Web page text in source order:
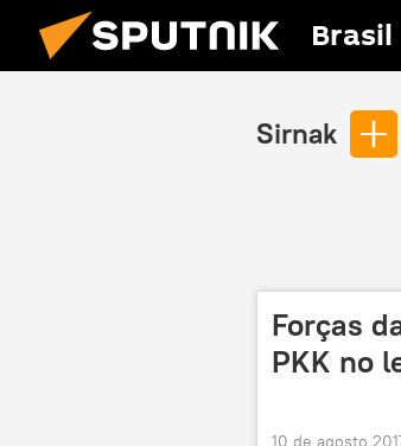
Brasil
Sirnak
Forças
PKK no
10 de agosto